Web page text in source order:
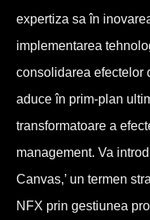
expertiza sa în
implementarea
consolidarea efectelor
aduce în prim-plan
transformatoare a
management. Va
Canvas,’ un termen
NFX prin gestiunea